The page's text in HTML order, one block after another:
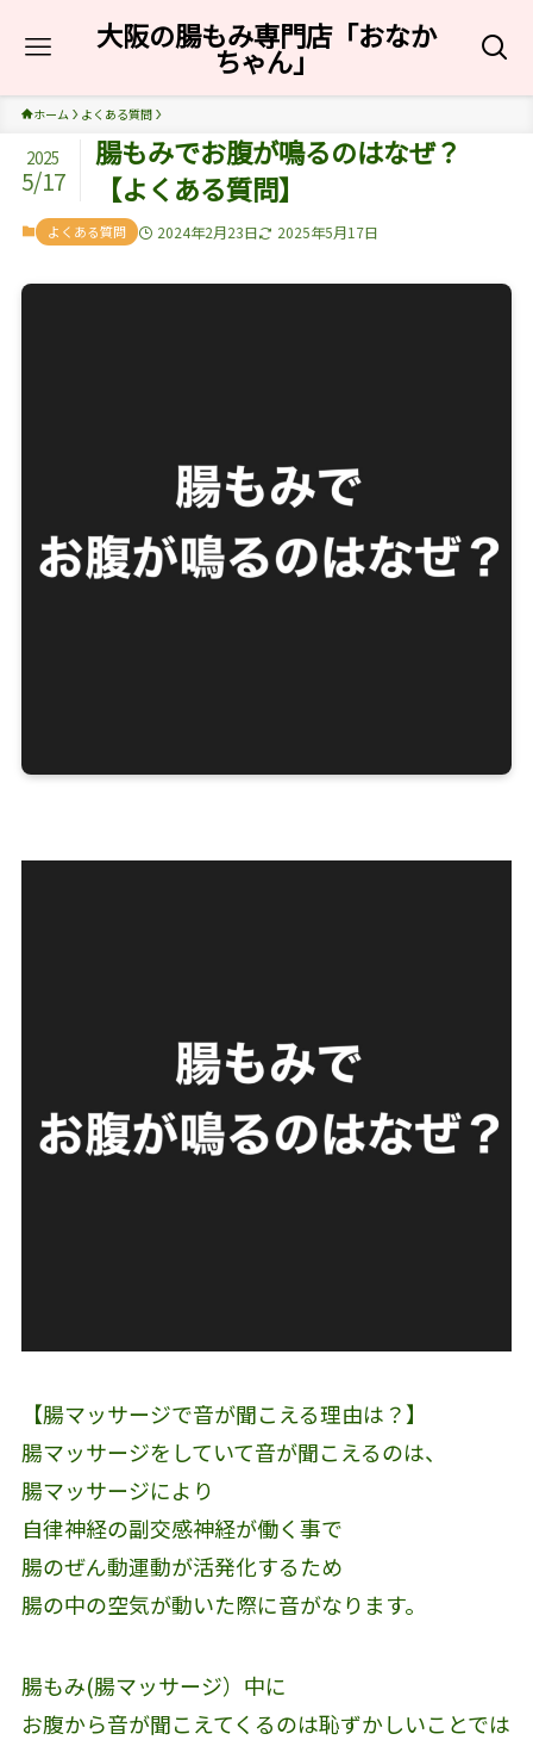
大阪の腸もみ専門店「おなか
ちゃん」
ホーム よくある質問
腸もみでお腹が鳴るのはなぜ？
【よくある質問】
2025
5/17
よくある質問 2024年2月23日 2025年5月17日
【腸マッサージで音が聞こえる理由は？】
腸マッサージをしていて音が聞こえるのは、
腸マッサージにより
自律神経の副交感神経が働く事で
腸のぜん動運動が活発化するため
腸の中の空気が動いた際に音がなります。
腸もみ(腸マッサージ）中に
お腹から音が聞こえてくるのは恥ずかしいことでは